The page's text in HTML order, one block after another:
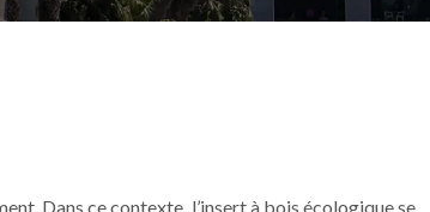
Dans ce contexte, l’insert à bois écologique se